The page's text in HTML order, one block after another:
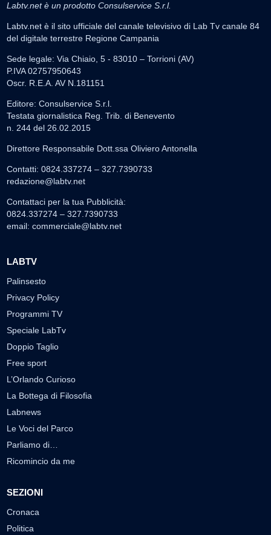
Labtv.net è un prodotto Consulservice S.r.l.
Labtv.net è il sito ufficiale del canale televisivo di Lab Tv canale 84
del digitale terrestre Regione Campania
Sede legale: Via Chiaio, 5 - 83010 – Torrioni (AV)
P.IVA 02757950643
Oscr. R.E.A. AV N.181151
Editore: Consulservice S.r.l.
Testata giornalistica Reg. Trib. di Benevento
n. 244 del 26.02.2015
Direttore Responsabile Dott.ssa Oliviero Antonella
Contatti: 0824.337274 – 327.7390733
redazione@labtv.net
Contattaci per la tua Pubblicità:
0824.337274 – 327.7390733
email: commerciale@labtv.net
LABTV
Palinsesto
Privacy Policy
Programmi TV
Speciale LabTv
Doppio Taglio
Free sport
L’Orlando Curioso
La Bottega di Filosofia
Labnews
Le Voci del Parco
Parliamo di…
Ricomincio da me
SEZIONI
Cronaca
Politica